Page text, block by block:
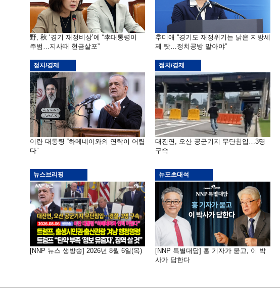
野, 秋 ‘경기 재정비상’에 “李대통령이
주범…지사때 현금살포”
추미애 “경기도 재정위기는 낡은 지방세
제 탓…정치공방 말아야”
정치/경제
이란 대통령 “하메네이와의 연락이 어렵
다”
정치/경제
대진연, 오산 공군기지 무단침입…3명
구속
뉴스브리핑
[NNP 뉴스 생방송] 2026년 8월 6일(목)
뉴포초대석
[NNP 특별대담] 홍 기자가 묻고, 이 박
사가 답한다